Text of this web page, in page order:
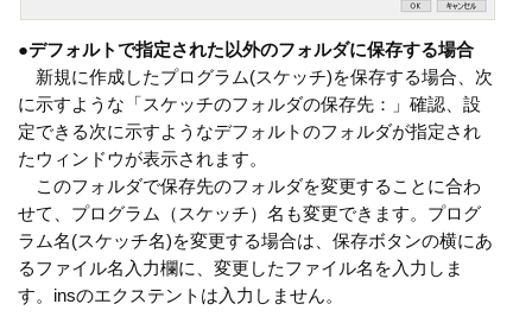
●デフォルトで指定された以外のフォルダに保存する場合
新規に作成したプログラム(スケッチ)を保存する場合、次
に示すような「スケッチのフォルダの保存先：」確認、設
定できる次に示すようなデフォルトのフォルダが指定され
たウィンドウが表示されます。
このフォルダで保存先のフォルダを変更することに合わ
せて、プログラム（スケッチ）名も変更できます。プログ
ラム名(スケッチ名)を変更する場合は、保存ボタンの横にあ
るファイル名入力欄に、変更したファイル名を入力しま
す。insのエクステントは入力しません。